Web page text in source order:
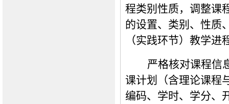
程类别性质，调整课
的设置、类别、性质
（实践环节）教学
严格核对课程信
课计划（含理论课程
编码、学时、学分、